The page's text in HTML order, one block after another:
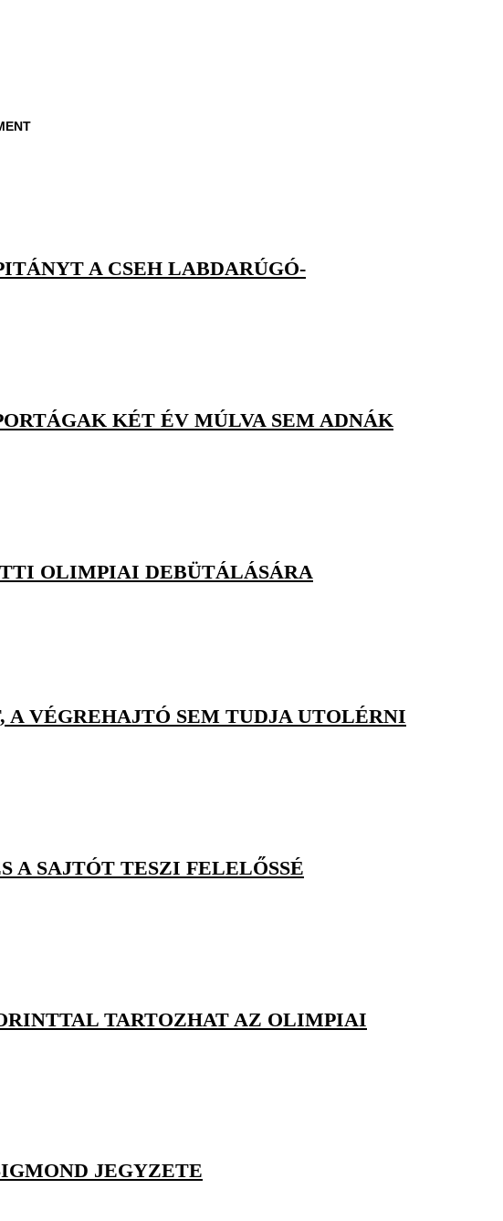
A CSEH LABDARÚGÓ-
KÉT ÉV MÚLVA SEM ADNÁK
OLIMPIAI DEBÜTÁLÁSÁRA
VÉGREHAJTÓ SEM TUDJA UTOLÉRNI
A SAJTÓT TESZI FELELŐSSÉ
TARTOZHAT AZ OLIMPIAI
JEGYZETE